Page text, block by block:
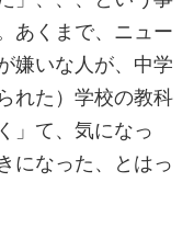
あくまで、ニュー
嫌いな人が、中学
れた）学校の教科
」て、気になっ
になった、とはっ